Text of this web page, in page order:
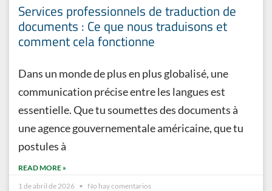
Services professionnels de traduction de
documents : Ce que nous traduisons et
comment cela fonctionne
Dans un monde de plus en plus globalisé, une
communication précise entre les langues est
essentielle. Que tu soumettes des documents à
une agence gouvernementale américaine, que tu
postules à
READ MORE »
1 de abril de 2026
No hay comentarios